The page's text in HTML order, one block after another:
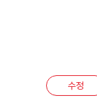
수정